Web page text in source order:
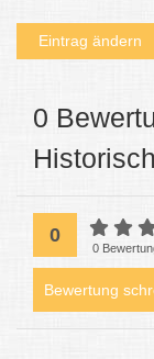
Eintrag ändern
0
0
0
Bewertung